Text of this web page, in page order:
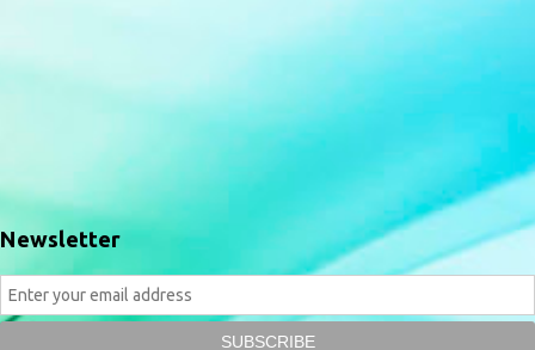
Newsletter